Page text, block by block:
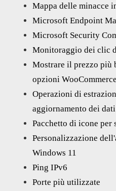
Mappa delle minacce
Microsoft Endpoint
Microsoft Security
Monitoraggio dei clic
Mostrare il prezzo più
opzioni WooCommerce
Operazioni di
aggiornamento dei
Pacchetto di icone per
Personalizzazione
Windows 11
Ping IPv6
Porte più utilizzate